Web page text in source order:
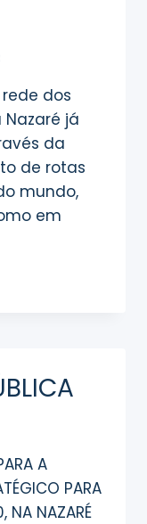
dos
Nazaré já
da
de rotas
mundo,
em
A
PARA
NA NAZARÉ